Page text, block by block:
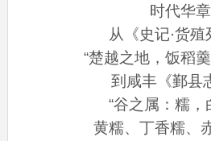
时代华章
从《史记·货殖
“楚越之地，饭稻
到咸丰《鄞县
“谷之属：糯，
黄糯、丁香糯